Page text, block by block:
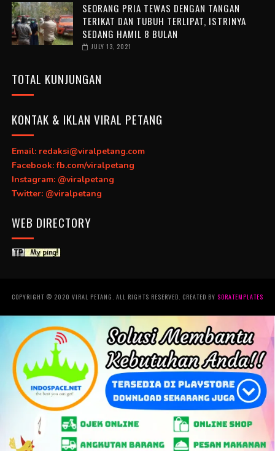
SEORANG PRIA TEWAS DENGAN TANGAN
TERIKAT DAN TUBUH TERLIPAT, ISTRINYA
SEDANG HAMIL 8 BULAN
JULY 13, 2021
TOTAL KUNJUNGAN
KONTAK & IKLAN VIRAL PETANG
Email: redaksi@viralpetang.com
Facebook: fb.com/viralpetang
Instagram: @viralpetang
Twitter: @viralpetang
WEB DIRECTORY
COPYRIGHT © 2020 VIRAL PETANG. ALL RIGHTS RESERVED. CREATED BY SORATEMPLATES